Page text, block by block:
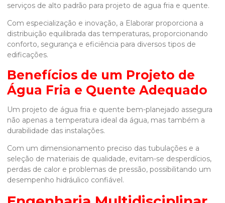
serviços de alto padrão para projeto de agua fria e quente.
Com especialização e inovação, a Elaborar proporciona a
distribuição equilibrada das temperaturas, proporcionando
conforto, segurança e eficiência para diversos tipos de
edificações.
Benefícios de um Projeto de
Água Fria e Quente Adequado
Um projeto de água fria e quente bem-planejado assegura
não apenas a temperatura ideal da água, mas também a
durabilidade das instalações.
Com um dimensionamento preciso das tubulações e a
seleção de materiais de qualidade, evitam-se desperdícios,
perdas de calor e problemas de pressão, possibilitando um
desempenho hidráulico confiável.